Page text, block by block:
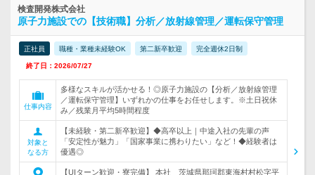
検査開発株式会社
原子力施設での【技術職】分析／放射線管理／運転保守管理
正社員 職種・業種未経験OK 第二新卒歓迎 完全週休2日制
終了日：2026/07/27
仕事内容
多様なスキルが活かせる！◎原子力施設の【分析／放射線管理
／運転保守管理】いずれかの仕事をお任せします。※土日祝休
み／残業月平均5時間程度
対象と
なる方
【未経験・第二新卒歓迎】◆高卒以上｜中途入社の先輩の声
「安定性が魅力」「国家事業に携わりたい」など！◆経験者は
優遇◎
【UIターン歓迎・寮完備】 本社 茨城県那珂郡東海村村松字平